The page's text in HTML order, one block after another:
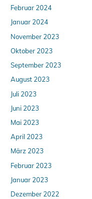
Februar 2024
Januar 2024
November 2023
Oktober 2023
September 2023
August 2023
Juli 2023
Juni 2023
Mai 2023
April 2023
März 2023
Februar 2023
Januar 2023
Dezember 2022